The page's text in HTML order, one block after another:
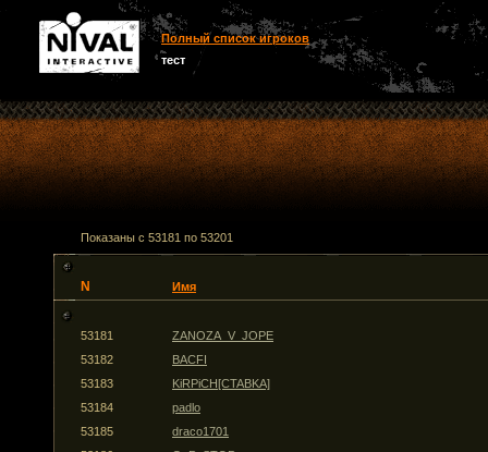
Полный список игроков
тест
Показаны с 53181 по 53201
N Имя
53181
ZANOZA_V_JOPE
53182
BACFI
53183
KiRPiCH[CTABKA]
53184
padlo
53185
draco1701